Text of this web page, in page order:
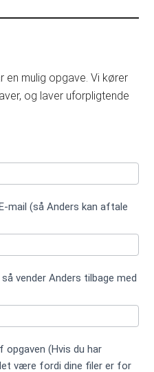
en mulig opgave. Vi kører
og laver uforpligtende
mail (så Anders kan aftale
vender Anders tilbage med
(Hvis du har
være fordi dine filer er for